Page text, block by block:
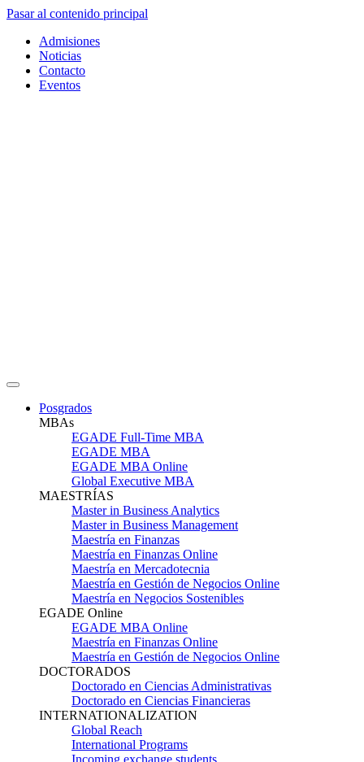
Pasar al contenido principal
Admisiones
Noticias
Contacto
Eventos
Posgrados
MBAs
EGADE Full-Time MBA
EGADE MBA
EGADE MBA Online
Global Executive MBA
MAESTRÍAS
Master in Business Analytics
Master in Business Management
Maestría en Finanzas
Maestría en Finanzas Online
Maestría en Mercadotecnia
Maestría en Gestión de Negocios Online
Maestría en Negocios Sostenibles
EGADE Online
EGADE MBA Online
Maestría en Finanzas Online
Maestría en Gestión de Negocios Online
DOCTORADOS
Doctorado en Ciencias Administrativas
Doctorado en Ciencias Financieras
INTERNATIONALIZATION
Global Reach
International Programs
Incoming exchange students